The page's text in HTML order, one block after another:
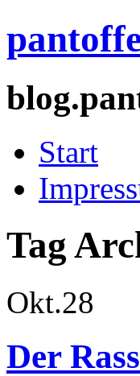
Start
Tag
Okt.28
Der